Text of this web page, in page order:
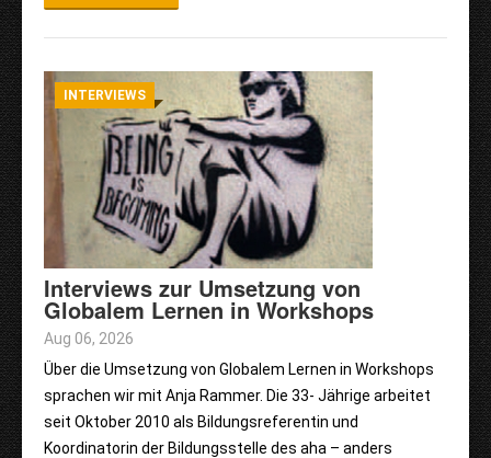
INTERVIEWS
Interviews zur Umsetzung von
Globalem Lernen in Workshops
Aug 06, 2026
Über die Umsetzung von Globalem Lernen in Workshops
sprachen wir mit Anja Rammer. Die 33- Jährige arbeitet
seit Oktober 2010 als Bildungsreferentin und
Koordinatorin der Bildungsstelle des aha – anders